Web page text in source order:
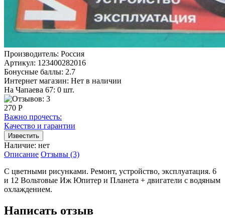
Производитель: Россия
Артикул: 123400282016
Бонусные баллы: 2.7
Интернет магазин: Нет в наличии
На Чапаева 67: 0 шт.
270 Р
Важно прочесть:
Качество и гарантии
Наличие: нет
Описание Отзывы (3)
С цветными рисунками. Ремонт, устройство, эксплуатация. 6
и 12 Вольтовые Иж Юпитер и Планета + двигатели с водяным
охлаждением.
Написать отзыв